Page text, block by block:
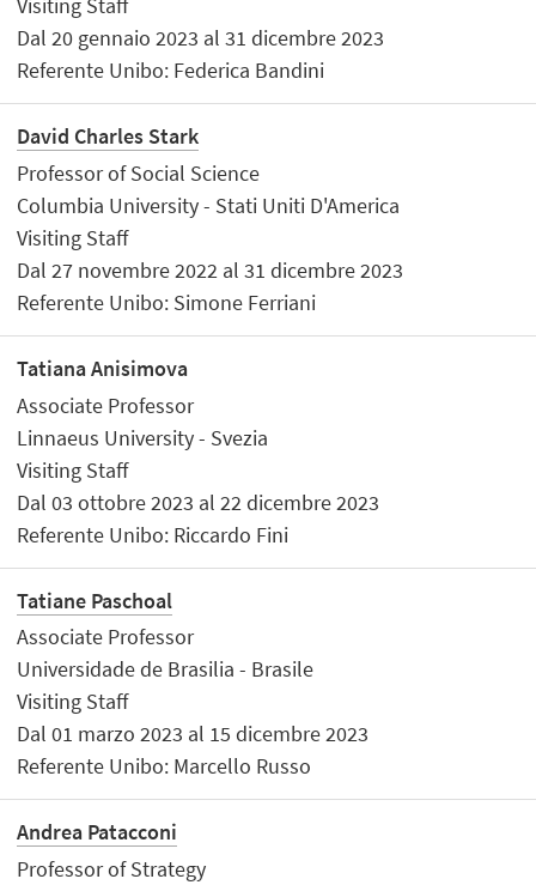
Visiting Staff
Dal 20 gennaio 2023 al 31 dicembre 2023
Referente Unibo: Federica Bandini
David Charles Stark
Professor of Social Science
Columbia University - Stati Uniti D'America
Visiting Staff
Dal 27 novembre 2022 al 31 dicembre 2023
Referente Unibo: Simone Ferriani
Tatiana Anisimova
Associate Professor
Linnaeus University - Svezia
Visiting Staff
Dal 03 ottobre 2023 al 22 dicembre 2023
Referente Unibo: Riccardo Fini
Tatiane Paschoal
Associate Professor
Universidade de Brasilia - Brasile
Visiting Staff
Dal 01 marzo 2023 al 15 dicembre 2023
Referente Unibo: Marcello Russo
Andrea Patacconi
Professor of Strategy